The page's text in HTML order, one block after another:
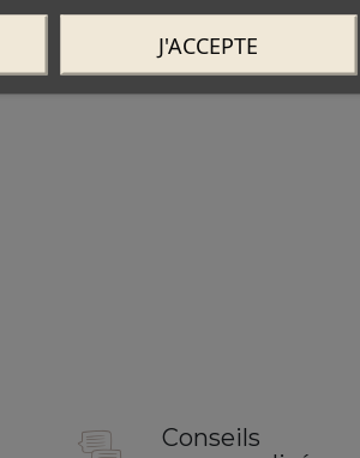
Conseils
J'ACCEPTE